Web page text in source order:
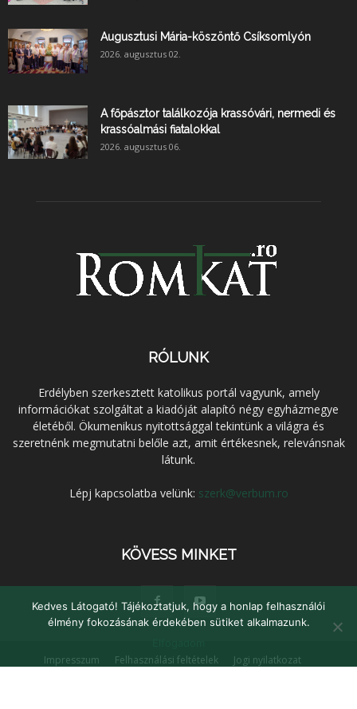
Augusztusi Mária-köszöntő Csíksomlyón
2026. augusztus 02.
A főpásztor találkozója krassóvári, nermedi és
krassóalmási fiatalokkal
2026. augusztus 06.
RÓLUNK
Erdélyben szerkesztett katolikus portál vagyunk, amely
információkat szolgáltat a kiadóját alapító négy egyházmegye
életéből. Ökumenikus nyitottsággal tekintünk a világra és
szeretnénk megmutatni belőle azt, amit értékesnek, relevánsnak
látunk.
Lépj kapcsolatba velünk: szerk@verbum.ro
KÖVESS MINKET
Impresszum Felhasználási feltételek
Jogi nyilatkozat
Kedves Látogató! Tájékoztatjuk, hogy a honlap felhasználói
élmény fokozásának érdekében sütiket alkalmazunk.